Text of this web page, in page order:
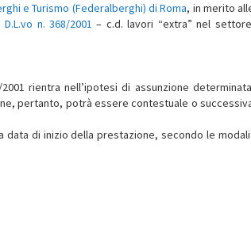
e Turismo (Federalberghi) di Roma, in merito
D.L.vo n. 368/2001 – c.d. lavori “extra” nel
rientra nell’ipotesi di assunzione
pertanto, potrà essere contestuale o
di inizio della prestazione, secondo le